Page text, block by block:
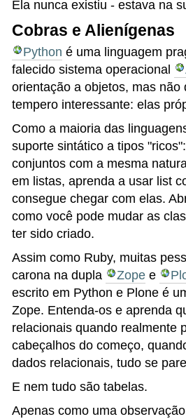
Ela nunca existiu - estava na
Cobras e Alienígenas
Python é uma linguagem
falecido sistema operacional
orientação a objetos, mas
tempero interessante: elas
Como a maioria das
suporte sintático a tipos
conjuntos com a mesma
em listas, aprenda a usar list
consegue chegar com elas.
como você pode mudar as
ter sido criado.
Assim como Ruby, muitas
carona na dupla
Zope e
escrito em Python e Plone é
Zope. Entenda-os e aprenda
relacionais quando realmente
cabeçalhos do começo,
dados relacionais, tudo se
E nem tudo são tabelas.
Apenas como uma